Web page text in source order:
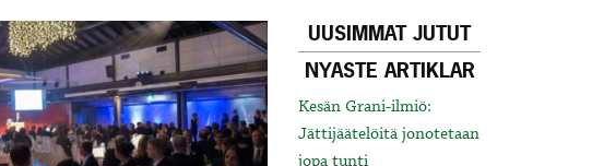
UUSIMMAT JUTUT
NYASTE ARTIKLAR
Kesän Grani-ilmiö:
Jättijäätelöitä jonotetaan